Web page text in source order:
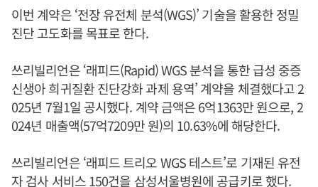
이번 계약은 ‘전장 유전체 분석(WGS)’ 기술을 활용한 정밀
진단 고도화를 목표로 한다.
쓰리빌리언은 ‘래피드(Rapid) WGS 분석을 통한 급성 중증
신생아 희귀질환 진단강화 과제 용역’ 계약을 체결했다고 2
025년 7월1일 공시했다. 계약 금액은 6억1363만 원으로, 2
024년 매출액(57억7209만 원)의 10.63%에 해당한다.
쓰리빌리언은 ‘래피드 트리오 WGS 테스트’로 기재된 유전
자 검사 서비스 150건을 삼성서울병원에 공급키로 했다.